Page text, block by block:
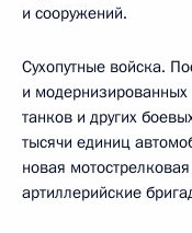
и сооружений.
Сухопутные войска.
и
танков и других
тысячи единиц
новая
артиллерийские